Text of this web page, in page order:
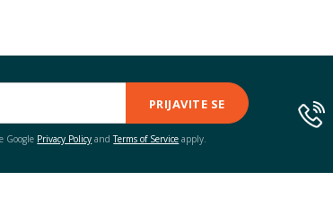
PRIJAVITE SE
Google Privacy Policy andTerms of Service apply.